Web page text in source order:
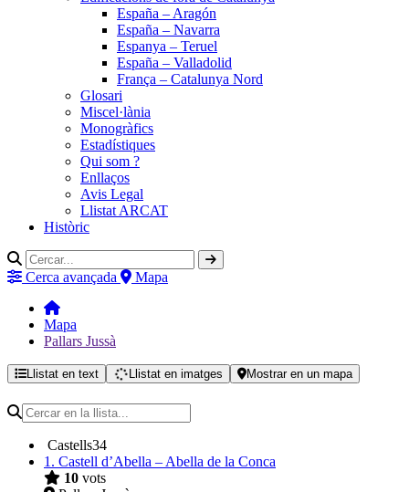
España – Aragón
España – Navarra
Espanya – Teruel
España – Valladolid
França – Catalunya Nord
Glosari
Miscel·lània
Monogràfics
Estadístiques
Qui som ?
Enllaços
Avis Legal
Llistat ARCAT
Històric
Cerca avançada Mapa
Mapa
Pallars Jussà
Llistat en text Llistat en imatges Mostrar en un mapa
Castells34
1. Castell d’Abella – Abella de la Conca
10 vots